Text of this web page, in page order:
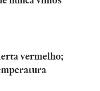
vermelho;